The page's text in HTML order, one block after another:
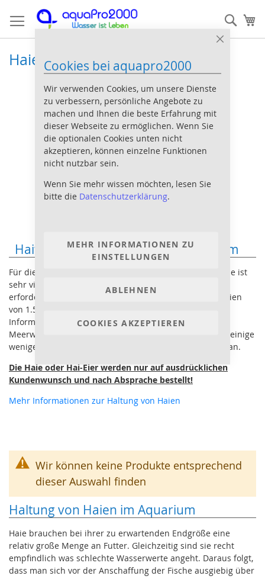
Close
Cookies bei aquapro2000
Wir verwenden Cookies, um unsere Dienste
zu verbessern, persönliche Angebote zu
machen und Ihnen die beste Erfahrung mit
dieser Webseite zu ermöglichen. Wenn Sie
die optionalen Cookies unten nicht
akzeptieren, können einzelne Funktionen
nicht nutzbar sein.
Wenn Sie mehr wissen möchten, lesen Sie
bitte die Datenschutzerklärung.
COOKIES AKZEPTIEREN
MEHR INFORMATIONEN ZU
EINSTELLUNGEN
ABLEHNEN
zum
Haie
Haifische für ihr Meerwasseraquarium
Für die Haltung von echten Haien im Aquarium zu Hause ist
sehr viel Aufwand und umfangreiche Vorabinformation
erforderlich. Selbst für kleine Hai-Arten sind erst Aquarien
von 1.500 Litern an interessant. Weiterreichende
Informationen finden Sie u.a. wie immer im
Meerwasserlexikon und Korallenriff.de. Wir bieten hier einige
wenige, relativ kleinbleibende Hai-Arten, bzw. ihre Eier an.
Die Haie oder Hai-Eier werden nur auf ausdrücklichen
Kundenwunsch und nach Absprache bestellt!
Mehr Informationen zur Haltung von Haien
Wir können keine Produkte entsprechend
dieser Auswahl finden
Haltung von Haien im Aquarium
Haie brauchen bei ihrer zu erwartenden Endgröße eine
relativ große Menge an Futter. Gleichzeitig sind sie recht
empfindlich was schlechte Wasserwerte angeht. Daraus folgt,
dass man sich vor der Anschaffung der Fische ausgiebig über